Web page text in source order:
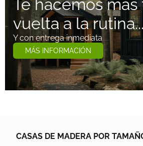
Te hacemos más
vuelta a la rutina...
Y con entrega inmediata
MÁS INFORMACIÓN
CASAS DE MADERA POR